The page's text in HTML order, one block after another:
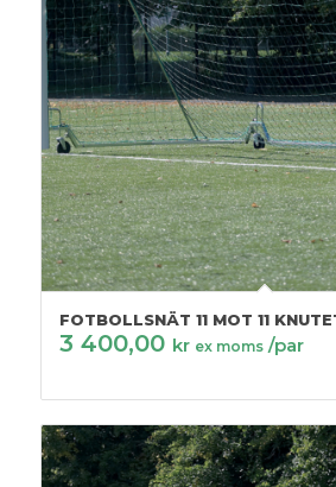
FOTBOLLSNÄT 11 MOT 11
3 400,00 kr ex moms /par